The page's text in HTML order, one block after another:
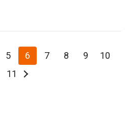
5 6 7 8 9
10
11